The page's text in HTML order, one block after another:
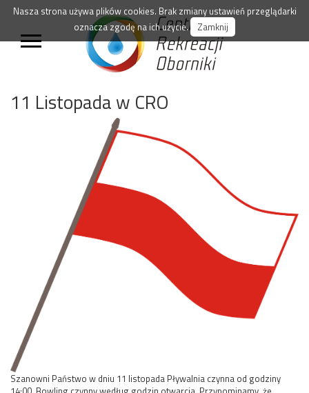
Nasza strona używa plików cookies. Brak zmiany ustawień przeglądarki
oznacza zgodę na ich użycie. Zamknij
11 Listopada w CRO
Szanowni Państwo w dniu 11 listopada Pływalnia czynna od godziny